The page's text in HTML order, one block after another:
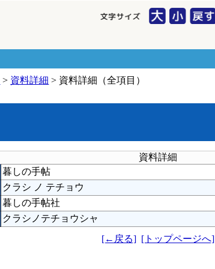
> 資料詳細 > 資料詳細（全項目）
資料詳細
暮しの手帖
クラシ ノ テチョウ
暮しの手帖社
クラシノテチョウシャ
[←戻る] [トップページへ]